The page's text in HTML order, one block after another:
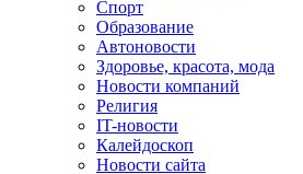
Спорт
Образование
Автоновости
Здоровье, красота, мода
Новости компаний
Религия
IT-новости
Калейдоскоп
Новости сайта